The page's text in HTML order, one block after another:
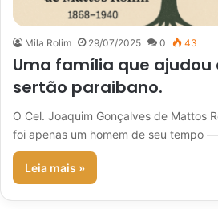
Mila Rolim 29/07/2025 0 43
Uma família que ajudou
sertão paraibano.
O Cel. Joaquim Gonçalves de Mattos
foi apenas um homem de seu tempo
Leia mais »